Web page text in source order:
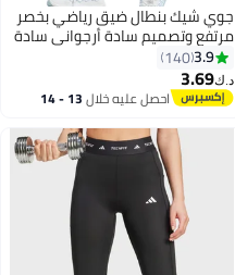
6
جوي شيك بنطال ضيق رياضي بخصر
مرتفع وتصميم سادة أرجواني سادة
3.9
140
د.ك‏3.69
احصل عليه خلال 13 - 14